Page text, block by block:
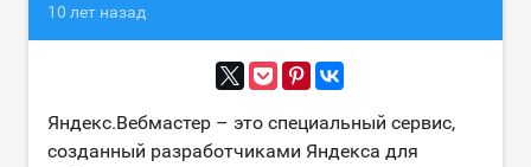
10 лет назад
Яндекс.Вебмастер – это специальный сервис,
созданный разработчиками Яндекса для